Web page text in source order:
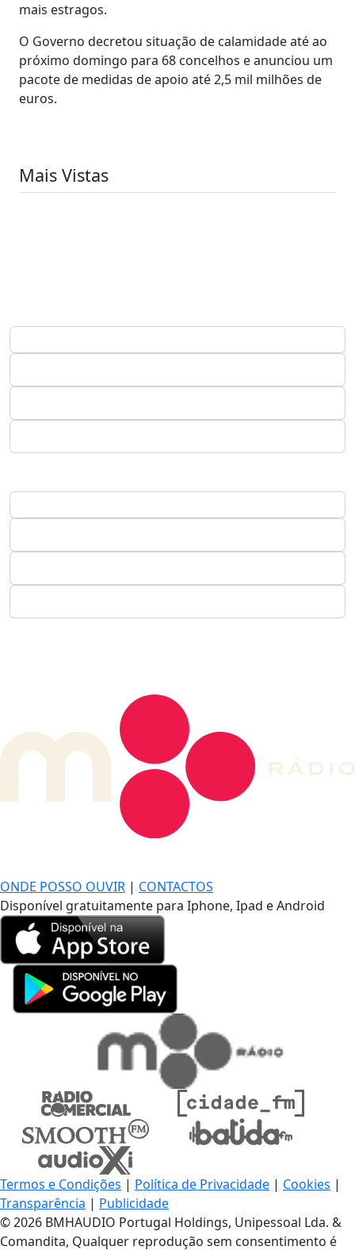
mais estragos.
O Governo decretou situação de calamidade até ao
próximo domingo para 68 concelhos e anunciou um
pacote de medidas de apoio até 2,5 mil milhões de
euros.
Mais Vistas
ONDE POSSO OUVIR | CONTACTOS
Disponível gratuitamente para Iphone, Ipad e Android
Termos e Condições | Política de Privacidade | Cookies |
Transparência | Publicidade
© 2026 BMHAUDIO Portugal Holdings, Unipessoal Lda. &
Comandita, Qualquer reprodução sem consentimento é